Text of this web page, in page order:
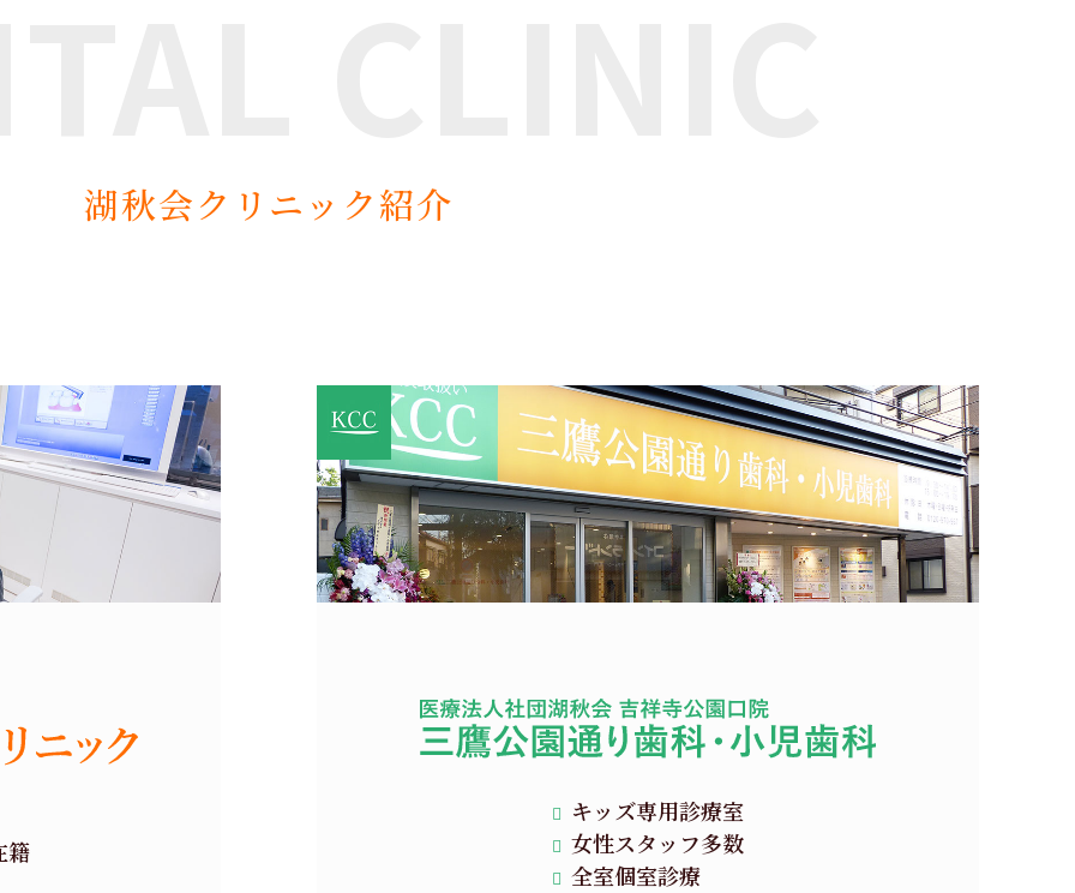
湖秋会クリニック紹介
籍
キッズ専用診療室
女性スタッフ多数
全室個室診療